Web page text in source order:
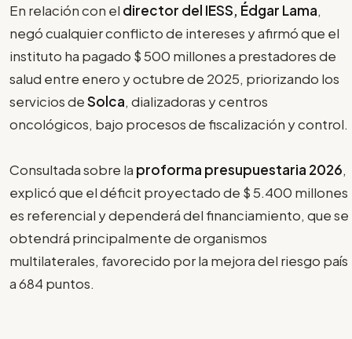
En relación con el director del IESS, Édgar Lama,
negó cualquier conflicto de intereses y afirmó que el
instituto ha pagado $ 500 millones a prestadores de
salud entre enero y octubre de 2025, priorizando los
servicios deSolca, dializadoras y centros
oncológicos, bajo procesos de fiscalización y control.
Consultada sobre la proforma presupuestaria 2026,
explicó que el déficit proyectado de $ 5.400 millones
es referencial y dependerá del financiamiento, que se
obtendrá principalmente de organismos
multilaterales, favorecido por la mejora del riesgo país
a 684 puntos.